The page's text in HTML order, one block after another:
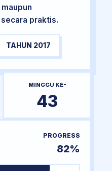
praktis.
TAHUN 2017
MINGGU KE-
43
PROGRESS
82%